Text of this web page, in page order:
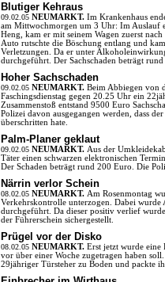
Blutiger Kehraus
09.02.05 NEUMARKT. Im Krankenhaus
am Mittwochmorgen um 3 Uhr: Im Auslauf
Heng, kam er mit seinem Wagen zuerst
Auto rutschte die Böschung entlang und
Verletzungen. Da er unter
durchgeführt. Der Sachschaden beträgt
Hoher Sachschaden
09.02.05 NEUMARKT. Beim Abbiegen von
Faschingsdienstag gegen 20.25 Uhr ein
Zusammenstoß entstand 9500 Euro
Polizei davon ausgegangen werden, dass
überschritten hate.
Palm-Planer geklaut
09.02.05 NEUMARKT. Aus der
Täter einen schwarzen elektronischen
Der Schaden beträgt rund 200 Euro. Die
Närrin verlor Schein
08.02.05 NEUMARKT. Am Rosenmontag
Verkehrskontrolle unterzogen. Dabei
durchgeführt. Da dieser positiv verlief
der Führerschein sichergestellt.
Prügel vor der Disko
08.02.05 NEUMARKT. Erst jetzt wurde eine
vor über einer Woche zugetragen haben
29jähriger Türsteher zu Boden und packte